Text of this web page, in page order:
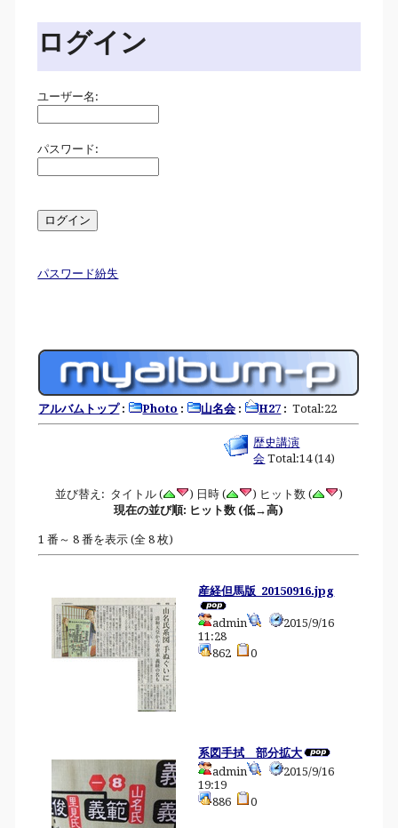
ログイン
ユーザー名:
パスワード:
パスワード紛失
アルバムトップ: Photo : 山名会 : H27 : Total:22
歴史講演
会 Total:14 (14)
並び替え: タイトル ( ) 日時 ( ) ヒット数 (
)
現在の並び順: ヒット数 (低→高)
1 番～ 8 番を表示 (全 8 枚)
産経但馬版_20150916.jpg
admin
2015/9/16
11:28
862
0
系図手拭 部分拡大
admin
2015/9/16
19:19
886
0